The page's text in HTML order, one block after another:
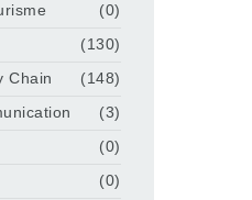
(0)
(130)
Chain
(148)
(3)
(0)
(0)